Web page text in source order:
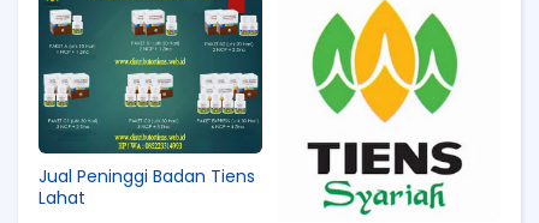
Jual Peninggi Badan Tiens
Lahat